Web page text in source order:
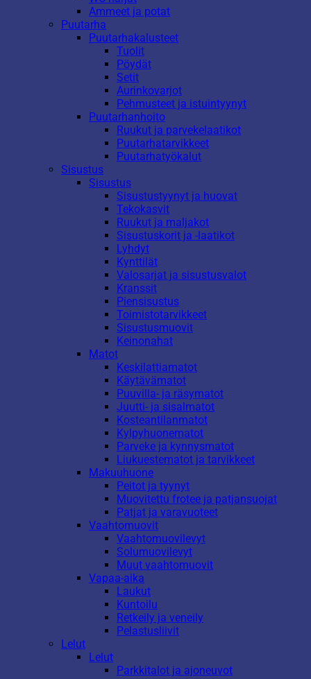
Ammeet ja potat
Puutarha
Puutarhakalusteet
Tuolit
Pöydät
Setit
Aurinkovarjot
Pehmusteet ja istuintyynyt
Puutarhanhoito
Ruukut ja parvekelaatikot
Puutarhatarvikkeet
Puutarhatyökalut
Sisustus
Sisustus
Sisustustyynyt ja huovat
Tekokasvit
Ruukut ja maljakot
Sisustuskorit ja -laatikot
Lyhdyt
Kynttilät
Valosarjat ja sisustusvalot
Kranssit
Piensisustus
Toimistotarvikkeet
Sisustusmuovit
Keinonahat
Matot
Keskilattiamatot
Käytävämatot
Puuvilla- ja räsymatot
Juutti- ja sisalmatot
Kosteantilanmatot
Kylpyhuonematot
Parveke ja kynnysmatot
Liukuestematot ja tarvikkeet
Makuuhuone
Peitot ja tyynyt
Muovitettu frotee ja patjansuojat
Patjat ja varavuoteet
Vaahtomuovit
Vaahtomuovilevyt
Solumuovilevyt
Muut vaahtomuovit
Vapaa-aika
Laukut
Kuntoilu
Retkeily ja veneily
Pelastusliivit
Lelut
Lelut
Parkkitalot ja ajoneuvot